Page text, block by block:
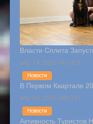
Власти Сплита
апр 14, 2026 Hits:413
В Первом Квартале
апр 09, 2026 Hits:391
Новости
Активность
Новости